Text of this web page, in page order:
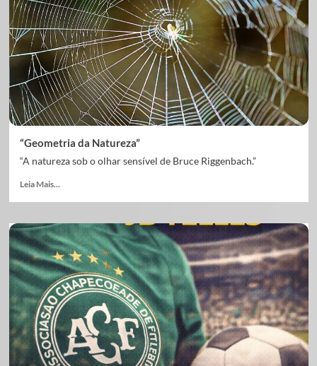
“Geometria da Natureza”
“A natureza sob o olhar sensível de Bruce Riggenbach.”
Leia Mais...